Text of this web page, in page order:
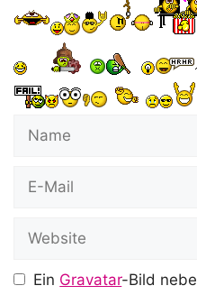
Name
Website
Ein Gravatar-Bild